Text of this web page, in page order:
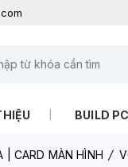
BUILD PC
| CARD MÀN HÌNH